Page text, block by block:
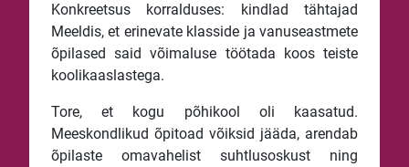
Konkreetsus korralduses: kindlad tähtajad
Meeldis, et erinevate klasside ja vanuseastmete
õpilased said võimaluse töötada koos teiste
koolikaaslastega.
Tore, et kogu põhikool oli kaasatud.
Meeskondlikud õpitoad võiksid jääda, arendab
õpilaste omavahelist suhtlusoskust ning